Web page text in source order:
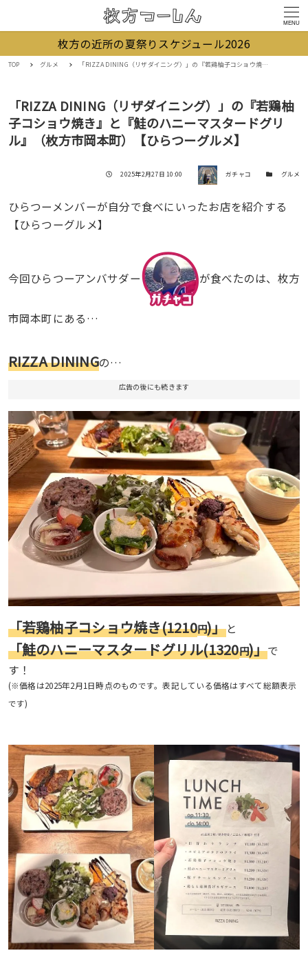
MENU
枚方の近所の夏祭りスケジュール2026
TOP グルメ 「RIZZA DINING（リザダイニング）」の『若鶏柚子コショウ焼き』と『鮭のハニーマスタードグリル』（枚方市岡本町）【ひらつーグルメ】
「RIZZA DINING（リザダイニング）」の『若鶏柚
子コショウ焼き』と『鮭のハニーマスタードグリ
ル』（枚方市岡本町）【ひらつーグルメ】
投稿日
2025年2月27日 10:00 著者 ガチャコ カテゴリー
グルメ
ひらつーメンバーが自分で食べにいったお店を紹介する
【ひらつーグルメ】
今回ひらつーアンバサダー が食べたのは、枚方
市岡本町にある…
RIZZA DININGの…
広告の後にも続きます
「若鶏柚子コショウ焼き(1210円)」と
「鮭のハニーマスタードグリル(1320円)」で
す！
(※価格は2025年2月1日時点のものです。表記している価格はすべて総額表示
です)